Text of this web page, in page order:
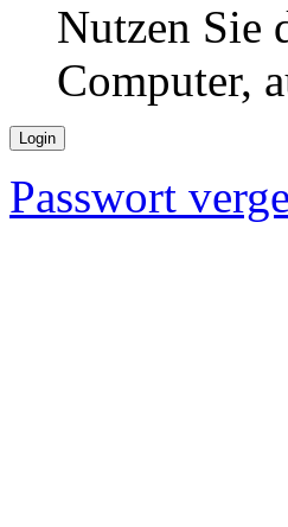
Nutzen Sie
Computer,
Passwort